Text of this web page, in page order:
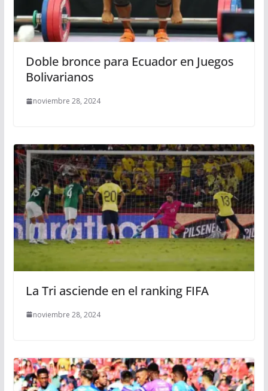
Doble bronce para Ecuador en Juegos
Bolivarianos
noviembre 28, 2024
La Tri asciende en el ranking FIFA
noviembre 28, 2024